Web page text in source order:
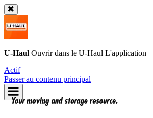
U-Haul Ouvrir dans le U-Haul L'application
Actif
Passer au contenu principal